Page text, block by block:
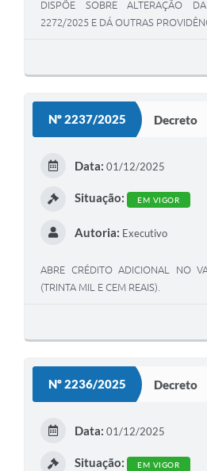
DISPÕE SOBRE ALTERAÇÃO
2272/2025 E DÁ OUTRAS
Nº 2237/2025 Decreto
Data: 01/12/2025
Situação: EM VIGOR
Autoria: Executivo
ABRE CRÉDITO ADICIONAL NO
(TRINTA MIL E CEM REAIS).
Nº 2236/2025 Decreto
Data: 01/12/2025
Situação: EM VIGOR